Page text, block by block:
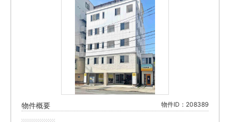
物件概要 物件ID：208389